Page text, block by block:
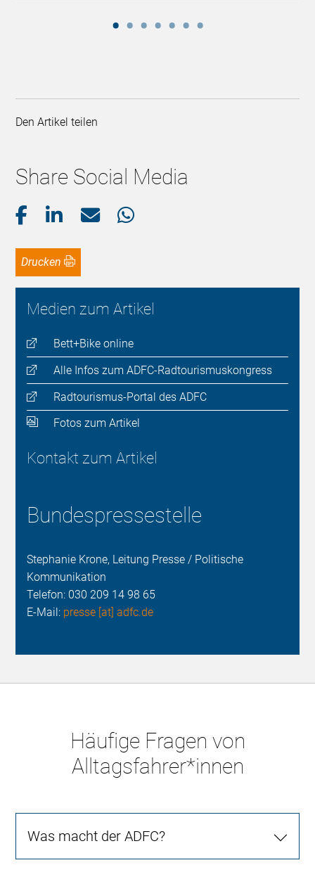
Den Artikel teilen
Share Social Media
Drucken
Medien zum Artikel
Bett+Bike online
Alle Infos zum ADFC-Radtourismuskongress
Radtourismus-Portal des ADFC
Fotos zum Artikel
Kontakt zum Artikel
Bundespressestelle
Stephanie Krone, Leitung Presse / Politische
Kommunikation
Telefon: 030 209 14 98 65
E-Mail: presse [at] adfc.de
Häufige Fragen von
Alltagsfahrer*innen
Was macht der ADFC?